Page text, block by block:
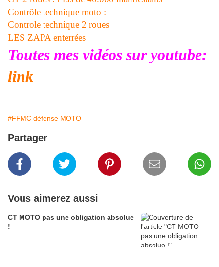
Contrôle technique moto :
Controle technique 2 roues
LES ZAPA enterrées
Toutes mes vidéos sur youtube:
link
#FFMC défense MOTO
Partager
Vous aimerez aussi
CT MOTO pas une obligation absolue
!